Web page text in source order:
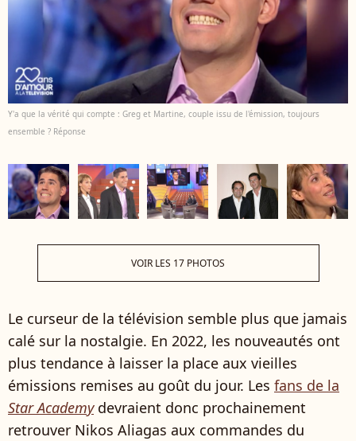
Y'a que la vérité qui compte : Greg et Martine, couple issu de l'émission, toujours
ensemble ? Réponse
VOIR LES 17 PHOTOS
Le curseur de la télévision semble plus que jamais
calé sur la nostalgie. En 2022, les nouveautés ont
plus tendance à laisser la place aux vieilles
émissions remises au goût du jour. Les fans de la
Star Academydevraient donc prochainement
retrouver Nikos Aliagas aux commandes du